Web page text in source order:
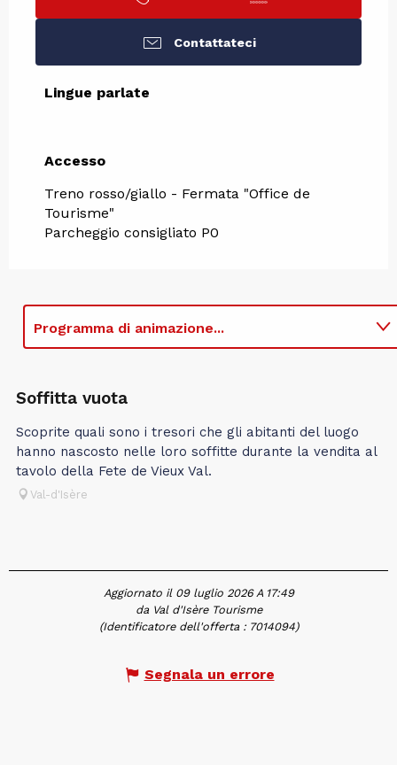
Contattateci
Lingue parlate
Lingue parlate
Accesso
Accesso
Treno rosso/giallo - Fermata "Office de
Tourisme"
Parcheggio consigliato P0
Programma di animazione...
Soffitta vuota
Scoprite quali sono i tresori che gli abitanti del luogo
hanno nascosto nelle loro soffitte durante la vendita al
tavolo della Fete de Vieux Val.
Val-d'Isère
Aggiornato il 09 luglio 2026 A 17:49
da Val d'Isère Tourisme
(Identificatore dell'offerta : 7014094)
Segnala un errore